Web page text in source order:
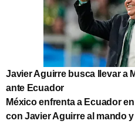
Javier Aguirre busca llevar a
ante Ecuador
México enfrenta a Ecuador
con Javier Aguirre al mando